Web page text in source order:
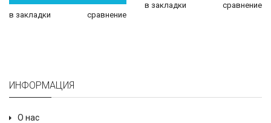
в закладки сравнение
в закладки сравнение
ИНФОРМАЦИЯ
О нас